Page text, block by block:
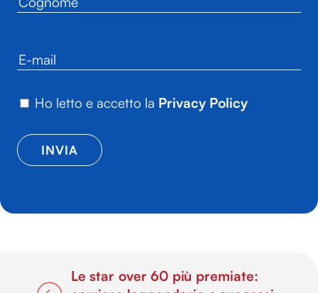
Ho letto e accetto la Privacy Policy
Le star over 60 più premiate: